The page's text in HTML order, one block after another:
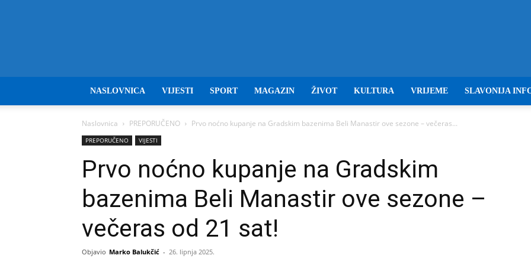
Baranja
NASLOVNICA VIJESTI SPORT MAGAZIN ŽIVOT KULTURA VRIJEME SLAVONIJA
Naslovnica PREPORUČENO Prvo noćno kupanje na Gradskim bazenima Beli Manastir ove sezone – večeras...
PREPORUČENO VIJESTI
Prvo noćno kupanje na Gradskim
bazenima Beli Manastir ove sezone –
večeras od 21 sat!
Objavio Marko Balukčić - 26. lipnja 2025.